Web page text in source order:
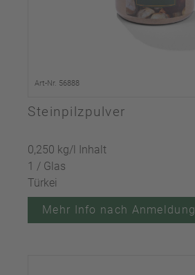
Art-Nr. 56888
Steinpilzpulver
0,250 kg/l Inhalt
1 / Glas
Türkei
Mehr Info nach Anmeldung